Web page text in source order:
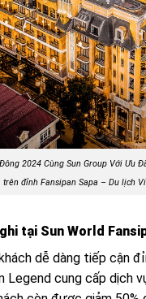
2024 Cùng Sun Group Với Ưu
trên đỉnh Fansipan Sapa – Du lịch
tại Sun World
dễ dàng tiếp cận
Legend cung cấp dịch